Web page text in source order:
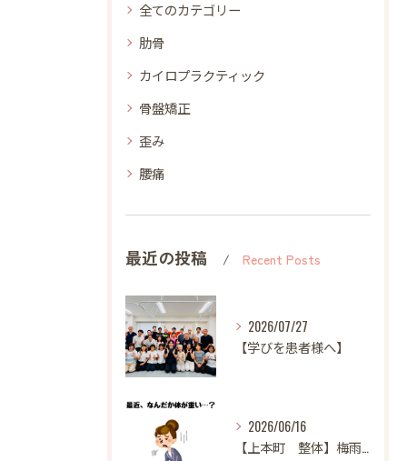
全てのカテゴリー
肋骨
カイロプラクティック
骨盤矯正
歪み
腰痛
最近の投稿 Recent Posts
2026/07/27
【学びを患者様へ】
2026/06/16
【上本町 整体】梅雨になると体調が悪くなる方へ